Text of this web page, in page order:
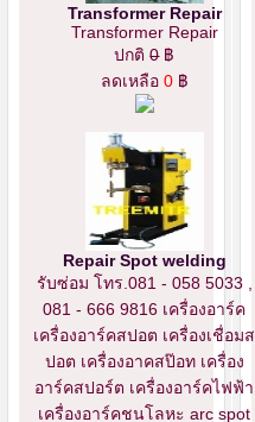
Transformer Repair
Transformer Repair
ปกติ0฿
ลดเหลือ 0 ฿
Repair Spot welding
รับซ่อม โทร.081 - 058 5033 ,
081 - 666 9816 เครื่องอาร์ค
เครื่องอาร์คสปอต เครื่องเชื่อมส
ปอต เครื่องอาคสป๊อท เครื่อง
อาร์คสปอร์ต เครื่องอาร์คไฟฟ้า
เครื่องอาร์คชนโลหะ arc spot